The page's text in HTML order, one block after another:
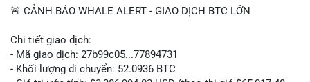
🚨 CẢNH BÁO WHALE ALERT - GIAO DỊCH BTC LỚN
Chi tiết giao dịch:
- Mã giao dịch: 27b99c05...77894731
- Khối lượng di chuyển: 52.0936 BTC